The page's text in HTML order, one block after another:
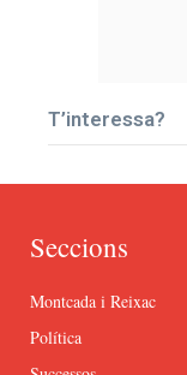
T’interessa?
Seccions
Montcada i Reixac
Política